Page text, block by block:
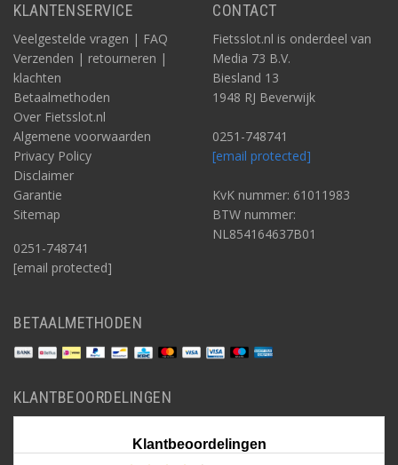
KLANTENSERVICE
Veelgestelde vragen | FAQ
Verzenden | retourneren |
klachten
Betaalmethoden
Over Fietsslot.nl
Algemene voorwaarden
Privacy Policy
Disclaimer
Garantie
Sitemap
0251-748741
[email protected]
CONTACT
Fietsslot.nl is onderdeel van
Media 73 B.V.
Biesland 13
1948 RJ Beverwijk
0251-748741
[email protected]
KvK nummer: 61011983
BTW nummer:
NL854164637B01
BETAALMETHODEN
KLANTBEOORDELINGEN
Klantbeoordelingen